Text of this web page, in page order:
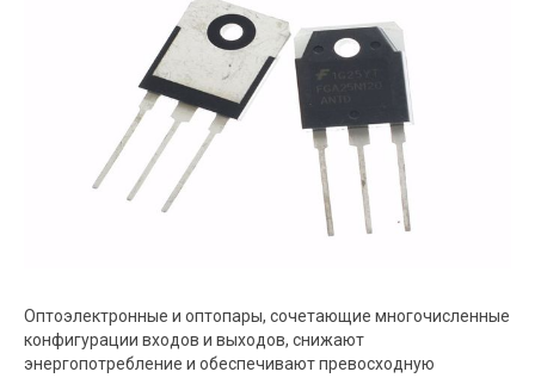
Оптоэлектронные и оптопары, сочетающие многочисленные
конфигурации входов и выходов, снижают
энергопотребление и обеспечивают превосходную